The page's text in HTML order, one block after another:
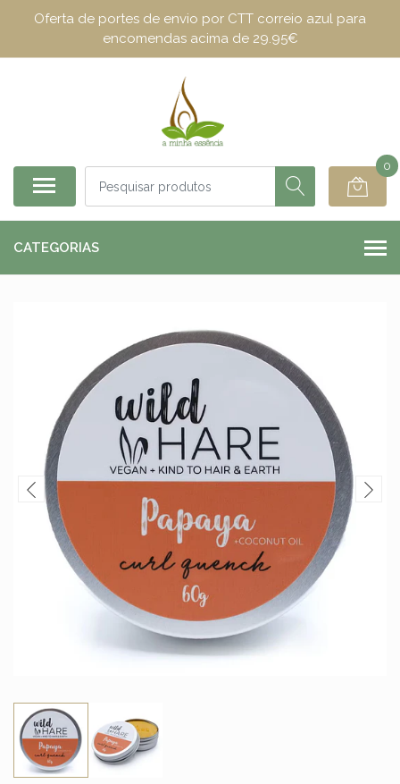
Oferta de portes de envio por CTT correio azul para
encomendas acima de 29.95€
0
CATEGORIAS